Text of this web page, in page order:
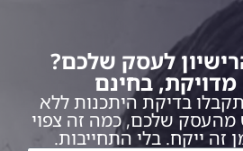
לעסק שלכם?
בחינם
בדיקת היתכנות ללא
שלכם, כמה זה צפוי
ייקח. בלי התחייבות.